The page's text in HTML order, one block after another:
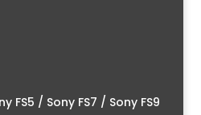
FS5 / Sony FS7 / Sony FS9